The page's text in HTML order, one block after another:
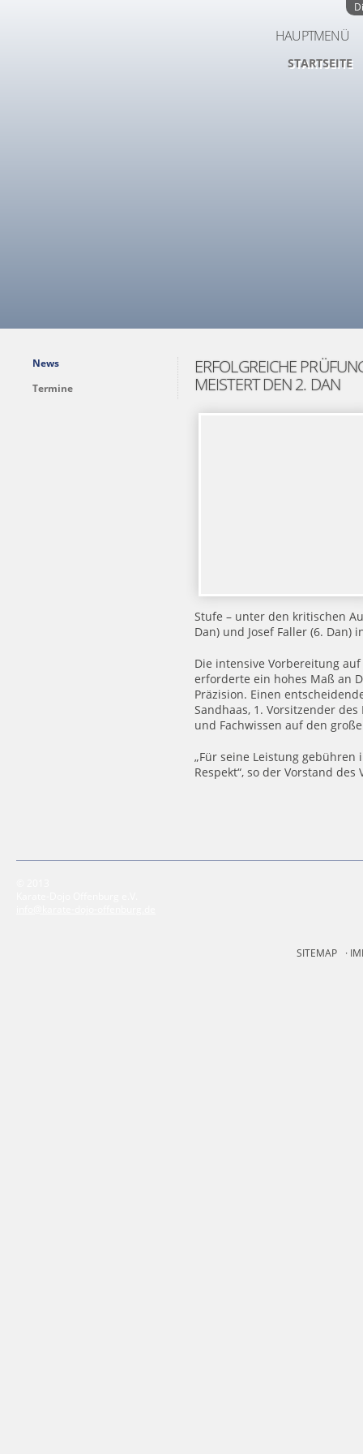
HAUPTMENÜ
STARTSEITE
News
Termine
ERFOLGREICHE
MEISTERT DEN 2. DAN
Stufe – unter den kritischen
Dan) und Josef Faller (6. Dan)
Die intensive Vorbereitung
erforderte ein hohes Maß an
Präzision. Einen
Sandhaas, 1. Vorsitzender
und Fachwissen auf den
„Für seine Leistung
Respekt“, so der Vorstand des
SITEMAP